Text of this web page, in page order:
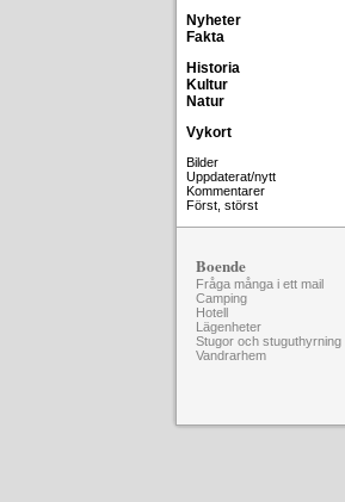
Nyheter
Fakta
Historia
Kultur
Natur
Vykort
Bilder
Uppdaterat/nytt
Kommentarer
Först, störst
Boende
Fråga många i ett mail
Camping
Hotell
Lägenheter
Stugor och stuguthyrning
Vandrarhem